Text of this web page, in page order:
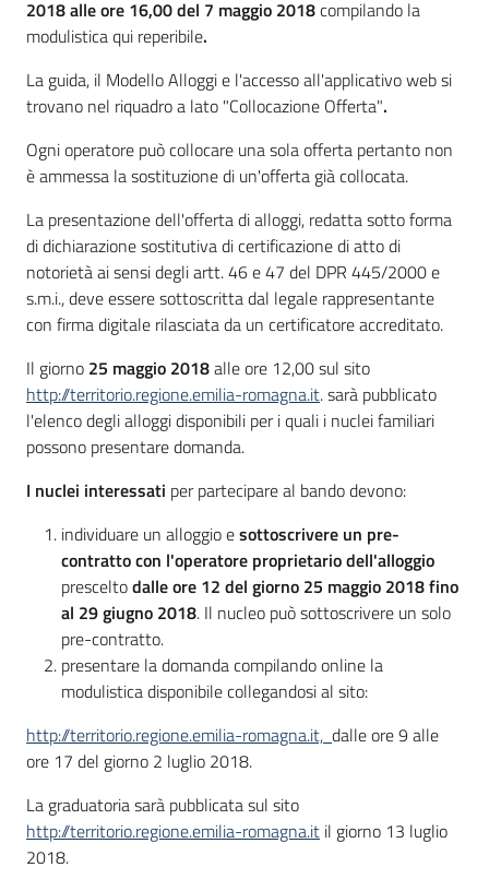
2018 alle ore 16,00 del 7 maggio 2018compilando la
modulistica qui reperibile.
La guida, il Modello Alloggi e l'accesso all'applicativo web si
trovano nel riquadro a lato "Collocazione Offerta".
Ogni operatore può collocare una sola offerta pertanto non
è ammessa la sostituzione di un'offerta già collocata.
La presentazione dell'offerta di alloggi, redatta sotto forma
di dichiarazione sostitutiva di certificazione di atto di
notorietà ai sensi degli artt. 46 e 47 del DPR 445/2000 e
s.m.i., deve essere sottoscritta dal legale rappresentante
con firma digitale rilasciata da un certificatore accreditato.
Il giorno 25 maggio 2018alle ore 12,00 sul sito
http://territorio.regione.emilia-romagna.it. sarà pubblicato
l'elenco degli alloggi disponibili per i quali i nuclei familiari
possono presentare domanda.
I nuclei interessati per partecipare al bando devono:
individuare un alloggio esottoscrivere un pre-
contratto con l'operatore proprietario dell'alloggio
presceltodalle ore 12 del giorno 25 maggio 2018 fino
al 29 giugno 2018. Il nucleo può sottoscrivere un solo
pre-contratto.
presentare la domanda compilando online la
modulistica disponibile collegandosi al sito:
http://territorio.regione.emilia-romagna.it, dalle ore 9 alle
ore 17 del giorno 2 luglio 2018.
La graduatoria sarà pubblicata sul sito
http://territorio.regione.emilia-romagna.it il giorno 13 luglio
2018.